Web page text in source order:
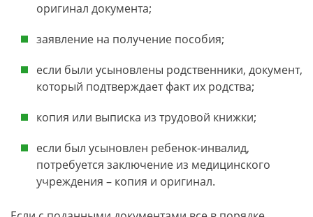
оригинал документа;
заявление на получение пособия;
если были усыновлены родственники, документ,
который подтверждает факт их родства;
копия или выписка из трудовой книжки;
если был усыновлен ребенок-инвалид,
потребуется заключение из медицинского
учреждения – копия и оригинал.